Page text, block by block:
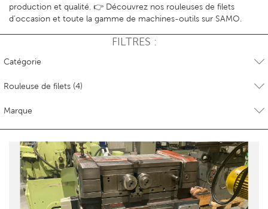
production et qualité. 👉 Découvrez nos rouleuses de filets
d'occasion et toute la gamme de machines-outils sur SAMO.
FILTRES :